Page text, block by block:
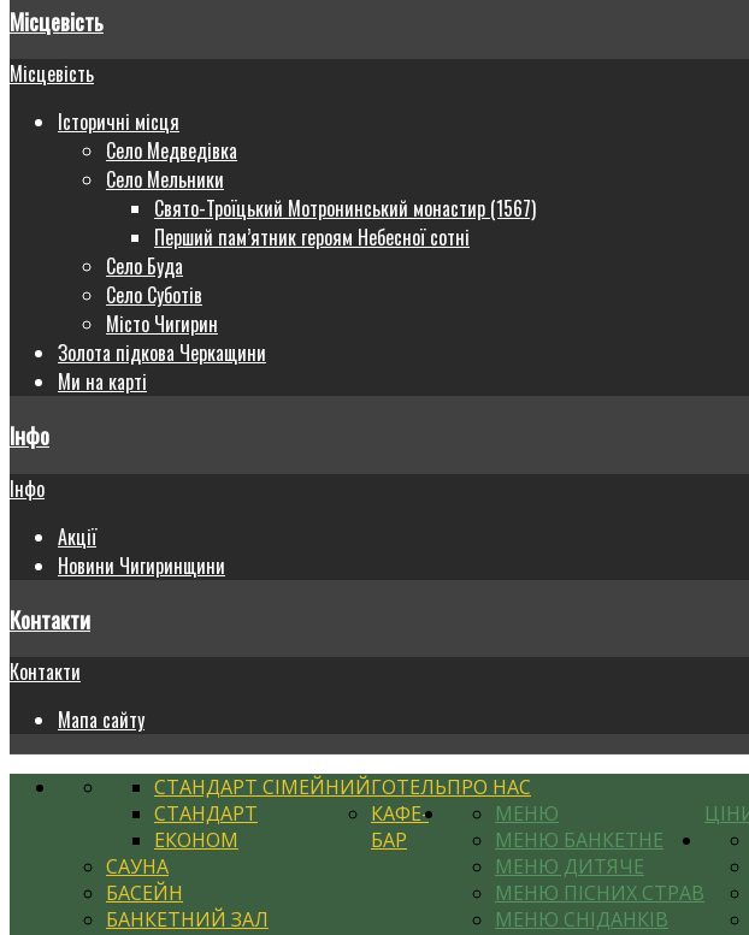
Місцевість
Місцевість
Історичні місця
Село Медведівка
Село Мельники
Свято-Троїцький Мотронинський монастир (1567)
Перший пам’ятник героям Небесної сотні
Село Буда
Село Суботів
Місто Чигирин
Золота підкова Черкащини
Ми на карті
Інфо
Інфо
Акції
Новини Чигиринщини
Контакти
Контакти
Мапа сайту
ПРО НАС
ГОТЕЛЬ
СТАНДАРТ СІМЕЙНИЙ
СТАНДАРТ
ЕКОНОМ
КАФЕ-
БАР
САУНА
БАСЕЙН
БАНКЕТНИЙ ЗАЛ
МЕНЮ
МЕНЮ БАНКЕТНЕ
МЕНЮ ДИТЯЧЕ
МЕНЮ ПІСНИХ СТРАВ
МЕНЮ СНІДАНКІВ